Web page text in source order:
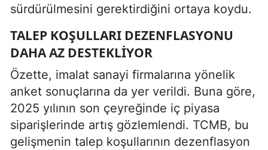
sürdürülmesini gerektirdiğini ortaya koydu.
TALEP KOŞULLARI DEZENFLASYONU
DAHA AZ DESTEKLIYOR
Özette, imalat sanayi firmalarına yönelik
anket sonuçlarına da yer verildi. Buna göre,
2025 yılının son çeyreğinde iç piyasa
siparişlerinde artış gözlemlendi. TCMB, bu
gelişmenin talep koşullarının dezenflasyon